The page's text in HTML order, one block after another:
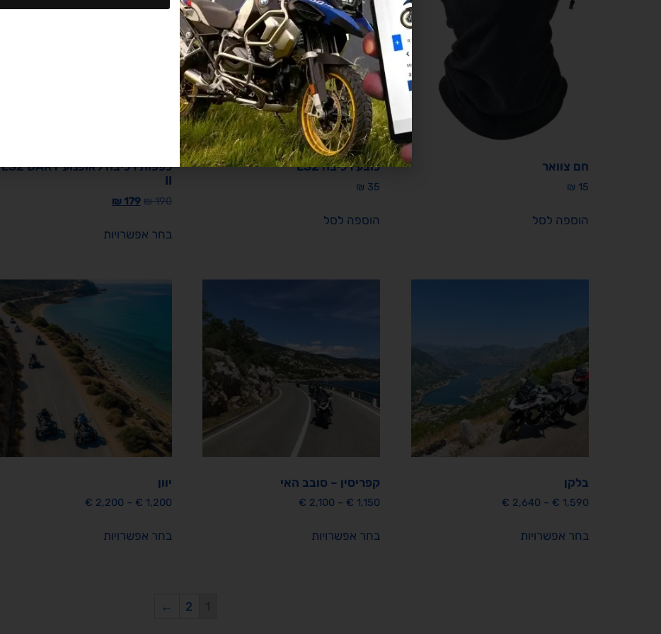
חם צוואר
₪ 15
הוספה לסל
כובע רכיבה LS2
₪ 35
הוספה לסל
כפפות רכיבה לאופנוע LS2 DART
II
₪190
₪ 179
בחר אפשרויות
בלקן
€ 1,590
–
€ 2,640
בחר אפשרויות
קפריסין – סובב האי
€ 1,150
–
€ 2,100
בחר אפשרויות
יוון
€ 1,200
–
€ 2,200
בחר אפשרויות
1
2
←